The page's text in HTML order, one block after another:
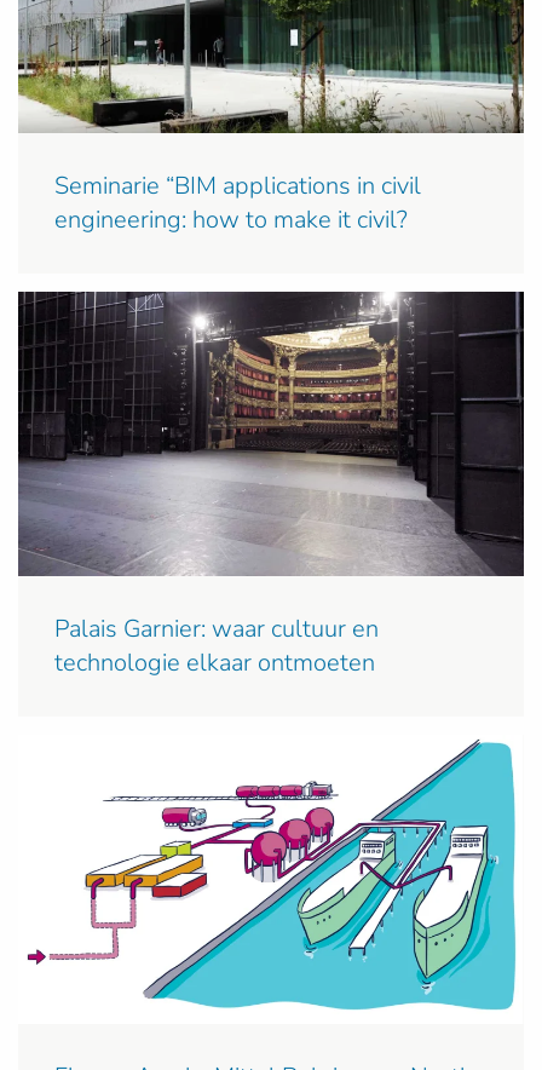
Seminarie “BIM applications in civil
engineering: how to make it civil?
Palais Garnier: waar cultuur en
technologie elkaar ontmoeten